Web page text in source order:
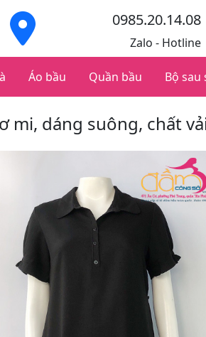
0985.20.14.08
Zalo - Hotline
Áo bầu Quần bầu Bộ sau
mi, dáng suông, chất